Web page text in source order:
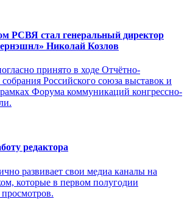
РСВЯ стал генеральный директор
Николай Козлов
принято в ходе Отчётно-
Российского союза выставок и
Форума коммуникаций конгрессно-
редактора
развивает свои медиа каналы на
которые в первом полугодии